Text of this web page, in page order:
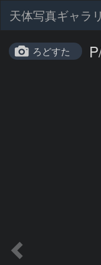
天体写真ギャラ
ろどすた